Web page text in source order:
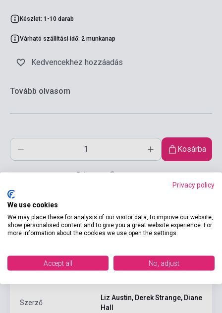
Készlet: 1-10 darab
Várható szállítási idő: 2 munkanap
Kedvencekhez hozzáadás
Tovább olvasom
Kosárba
Szerző
Liz Austin, Derek Strange, Diane
Hall
Privacy policy
We use cookies
We may place these for analysis of our visitor data, to improve our website,
show personalised content and to give you a great website experience. For
more information about the cookies we use open the settings.
Accept all No, adjust